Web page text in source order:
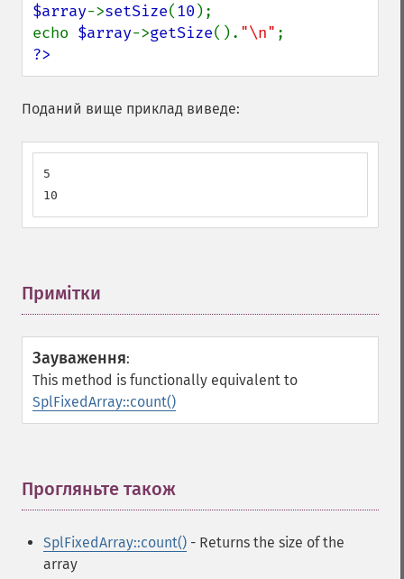
$array->setSize(10 );
echo $array->getSize(). "\n"
?>
Поданий вище приклад виведе:
5
10
Примітки
Зауваження:
This method is functionally equivalent to
SplFixedArray::count()
Прогляньте також
SplFixedArray::count() - Returns the size of the
array